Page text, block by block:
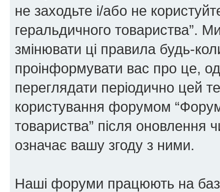
не заходьте і/або не
геральдичного товариства”.
змінювати ці правила будь-
проінформувати вас про це,
переглядати періодично цей
користування форумом
товариства” після оновлення
означає вашу згоду з ними.
Наші форуми працюють на